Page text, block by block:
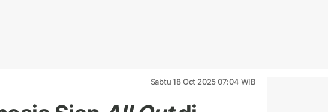
Sabtu 18 Oct 2025 07:04 WIB